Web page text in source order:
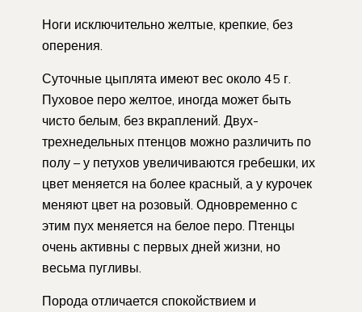
Ноги исключительно желтые, крепкие, без
оперения.
Суточные цыплята имеют вес около 45 г.
Пуховое перо желтое, иногда может быть
чисто белым, без вкраплений. Двух-
трехнедельных птенцов можно различить по
полу – у петухов увеличиваются гребешки, их
цвет меняется на более красный, а у курочек
меняют цвет на розовый. Одновременно с
этим пух меняется на белое перо. Птенцы
очень активны с первых дней жизни, но
весьма пугливы.
Порода отличается спокойствием и